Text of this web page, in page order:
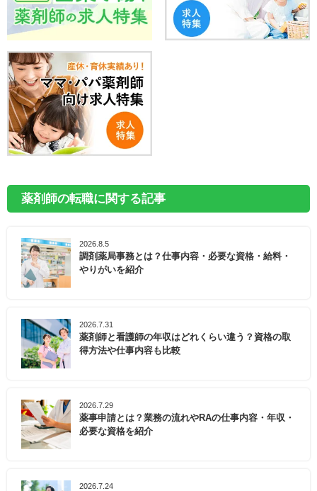
薬剤師の転職に関する記事
2026.8.5
調剤薬局事務とは？仕事内容・必要な資格・給料・
やりがいを紹介
2026.7.31
薬剤師と看護師の年収はどれくらい違う？資格の取
得方法や仕事内容も比較
2026.7.29
薬事申請とは？業務の流れやRAの仕事内容・年収・
必要な資格を紹介
2026.7.24